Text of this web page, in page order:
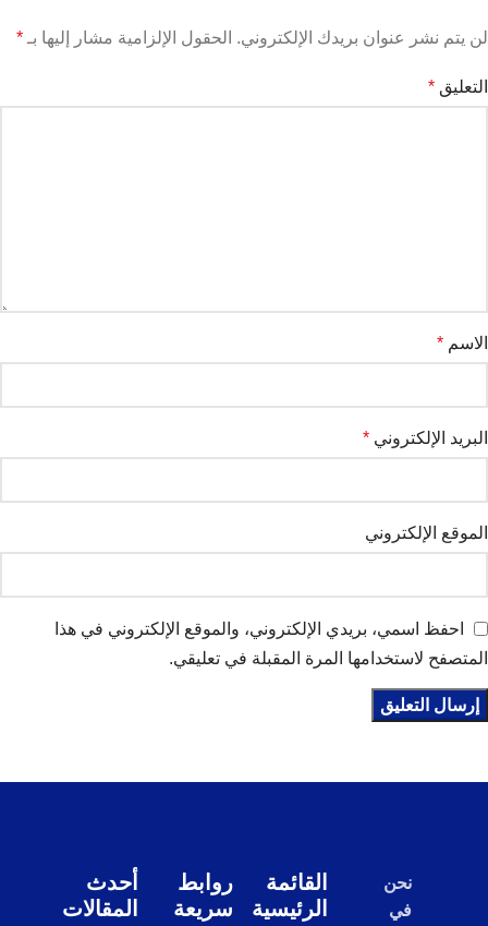
لن يتم نشر عنوان بريدك الإلكتروني. الحقول الإلزامية مشار إليها بـ *
التعليق *
الاسم *
البريد الإلكتروني *
الموقع الإلكتروني
احفظ اسمي، بريدي الإلكتروني، والموقع الإلكتروني في هذا
المتصفح لاستخدامها المرة المقبلة في تعليقي.
نحن
في
القائمة
الرئيسية
روابط
سريعة
أحدث
المقالات